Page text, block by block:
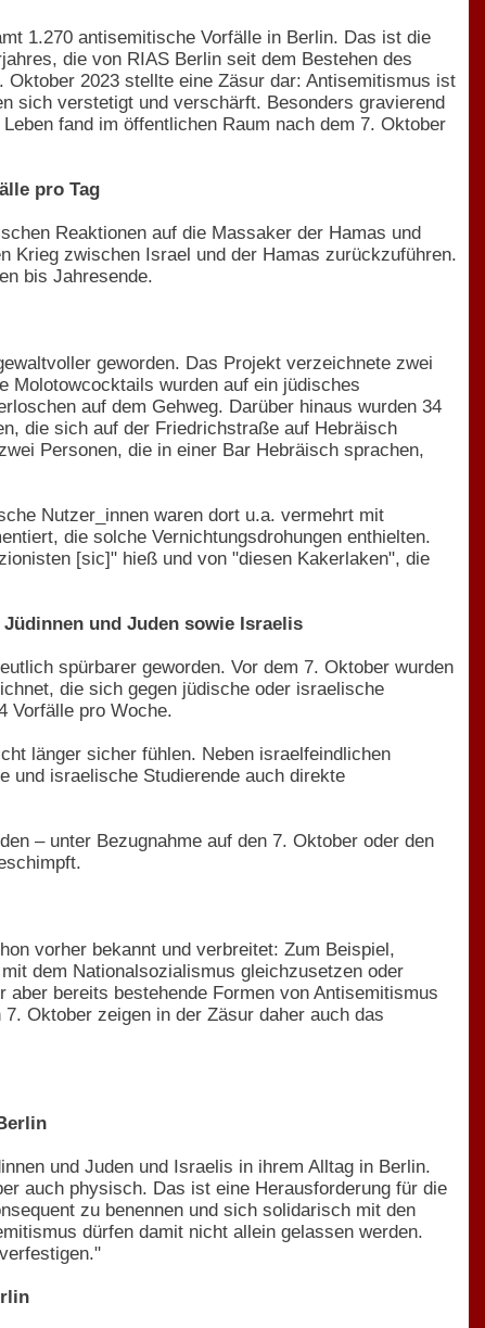
1.270 antisemitische Vorfälle in Berlin. Das ist die
die von RIAS Berlin seit dem Bestehen des
2023 stellte eine Zäsur dar: Antisemitismus ist
sich verstetigt und verschärft. Besonders gravierend
fand im öffentlichen Raum nach dem 7. Oktober
pro Tag
Reaktionen auf die Massaker der Hamas und
Krieg zwischen Israel und der Hamas zurückzuführen.
bis Jahresende.
geworden. Das Projekt verzeichnete zwei
Molotowcocktails wurden auf ein jüdisches
auf dem Gehweg. Darüber hinaus wurden 34
die sich auf der Friedrichstraße auf Hebräisch
Personen, die in einer Bar Hebräisch sprachen,
Nutzer_innen waren dort u.a. vermehrt mit
die solche Vernichtungsdrohungen enthielten.
[sic]" hieß und von "diesen Kakerlaken", die
und Juden sowie Israelis
spürbarer geworden. Vor dem 7. Oktober wurden
die sich gegen jüdische oder israelische
Vorfälle pro Woche.
länger sicher fühlen. Neben israelfeindlichen
und israelische Studierende auch direkte
– unter Bezugnahme auf den 7. Oktober oder den
vorher bekannt und verbreitet: Zum Beispiel,
dem Nationalsozialismus gleichzusetzen oder
bereits bestehende Formen von Antisemitismus
Oktober zeigen in der Zäsur daher auch das
und Juden und Israelis in ihrem Alltag in Berlin.
auch physisch. Das ist eine Herausforderung für die
zu benennen und sich solidarisch mit den
dürfen damit nicht allein gelassen werden.